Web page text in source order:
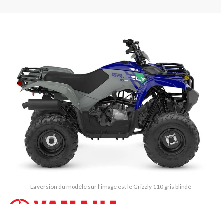
La version du modèle sur l'image est le Grizzly 110 gris blindé